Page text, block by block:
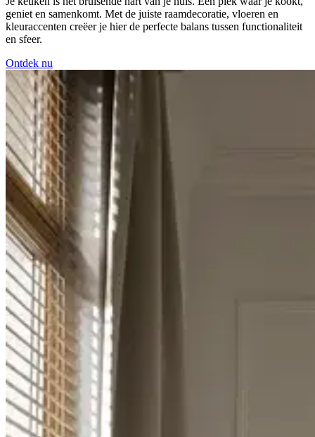
geniet en samenkomt. Met de juiste raamdecoratie, vloeren en
kleuraccenten creëer je hier de perfecte balans tussen functionaliteit
en sfeer.
Ontdek nu